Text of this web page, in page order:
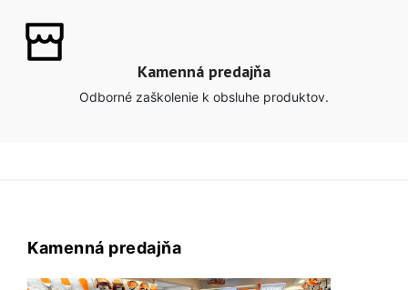
Kamenná predajňa
Odborné zaškolenie k obsluhe produktov.
Kamenná predajňa